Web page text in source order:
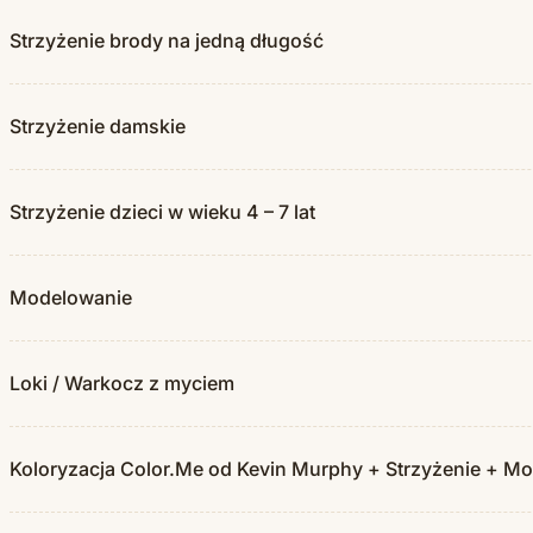
Strzyżenie brody na jedną długość
Strzyżenie damskie
Strzyżenie dzieci w wieku 4 – 7 lat
Modelowanie
Loki / Warkocz z myciem
Koloryzacja Color.Me od Kevin Murphy + Strzyżenie +